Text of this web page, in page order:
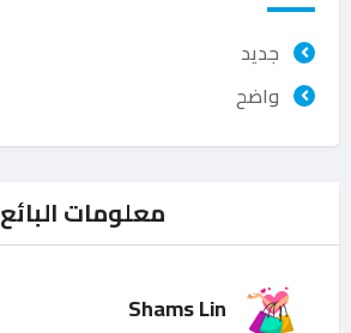
جديد
واضح
معلومات البائع
Shams Lin